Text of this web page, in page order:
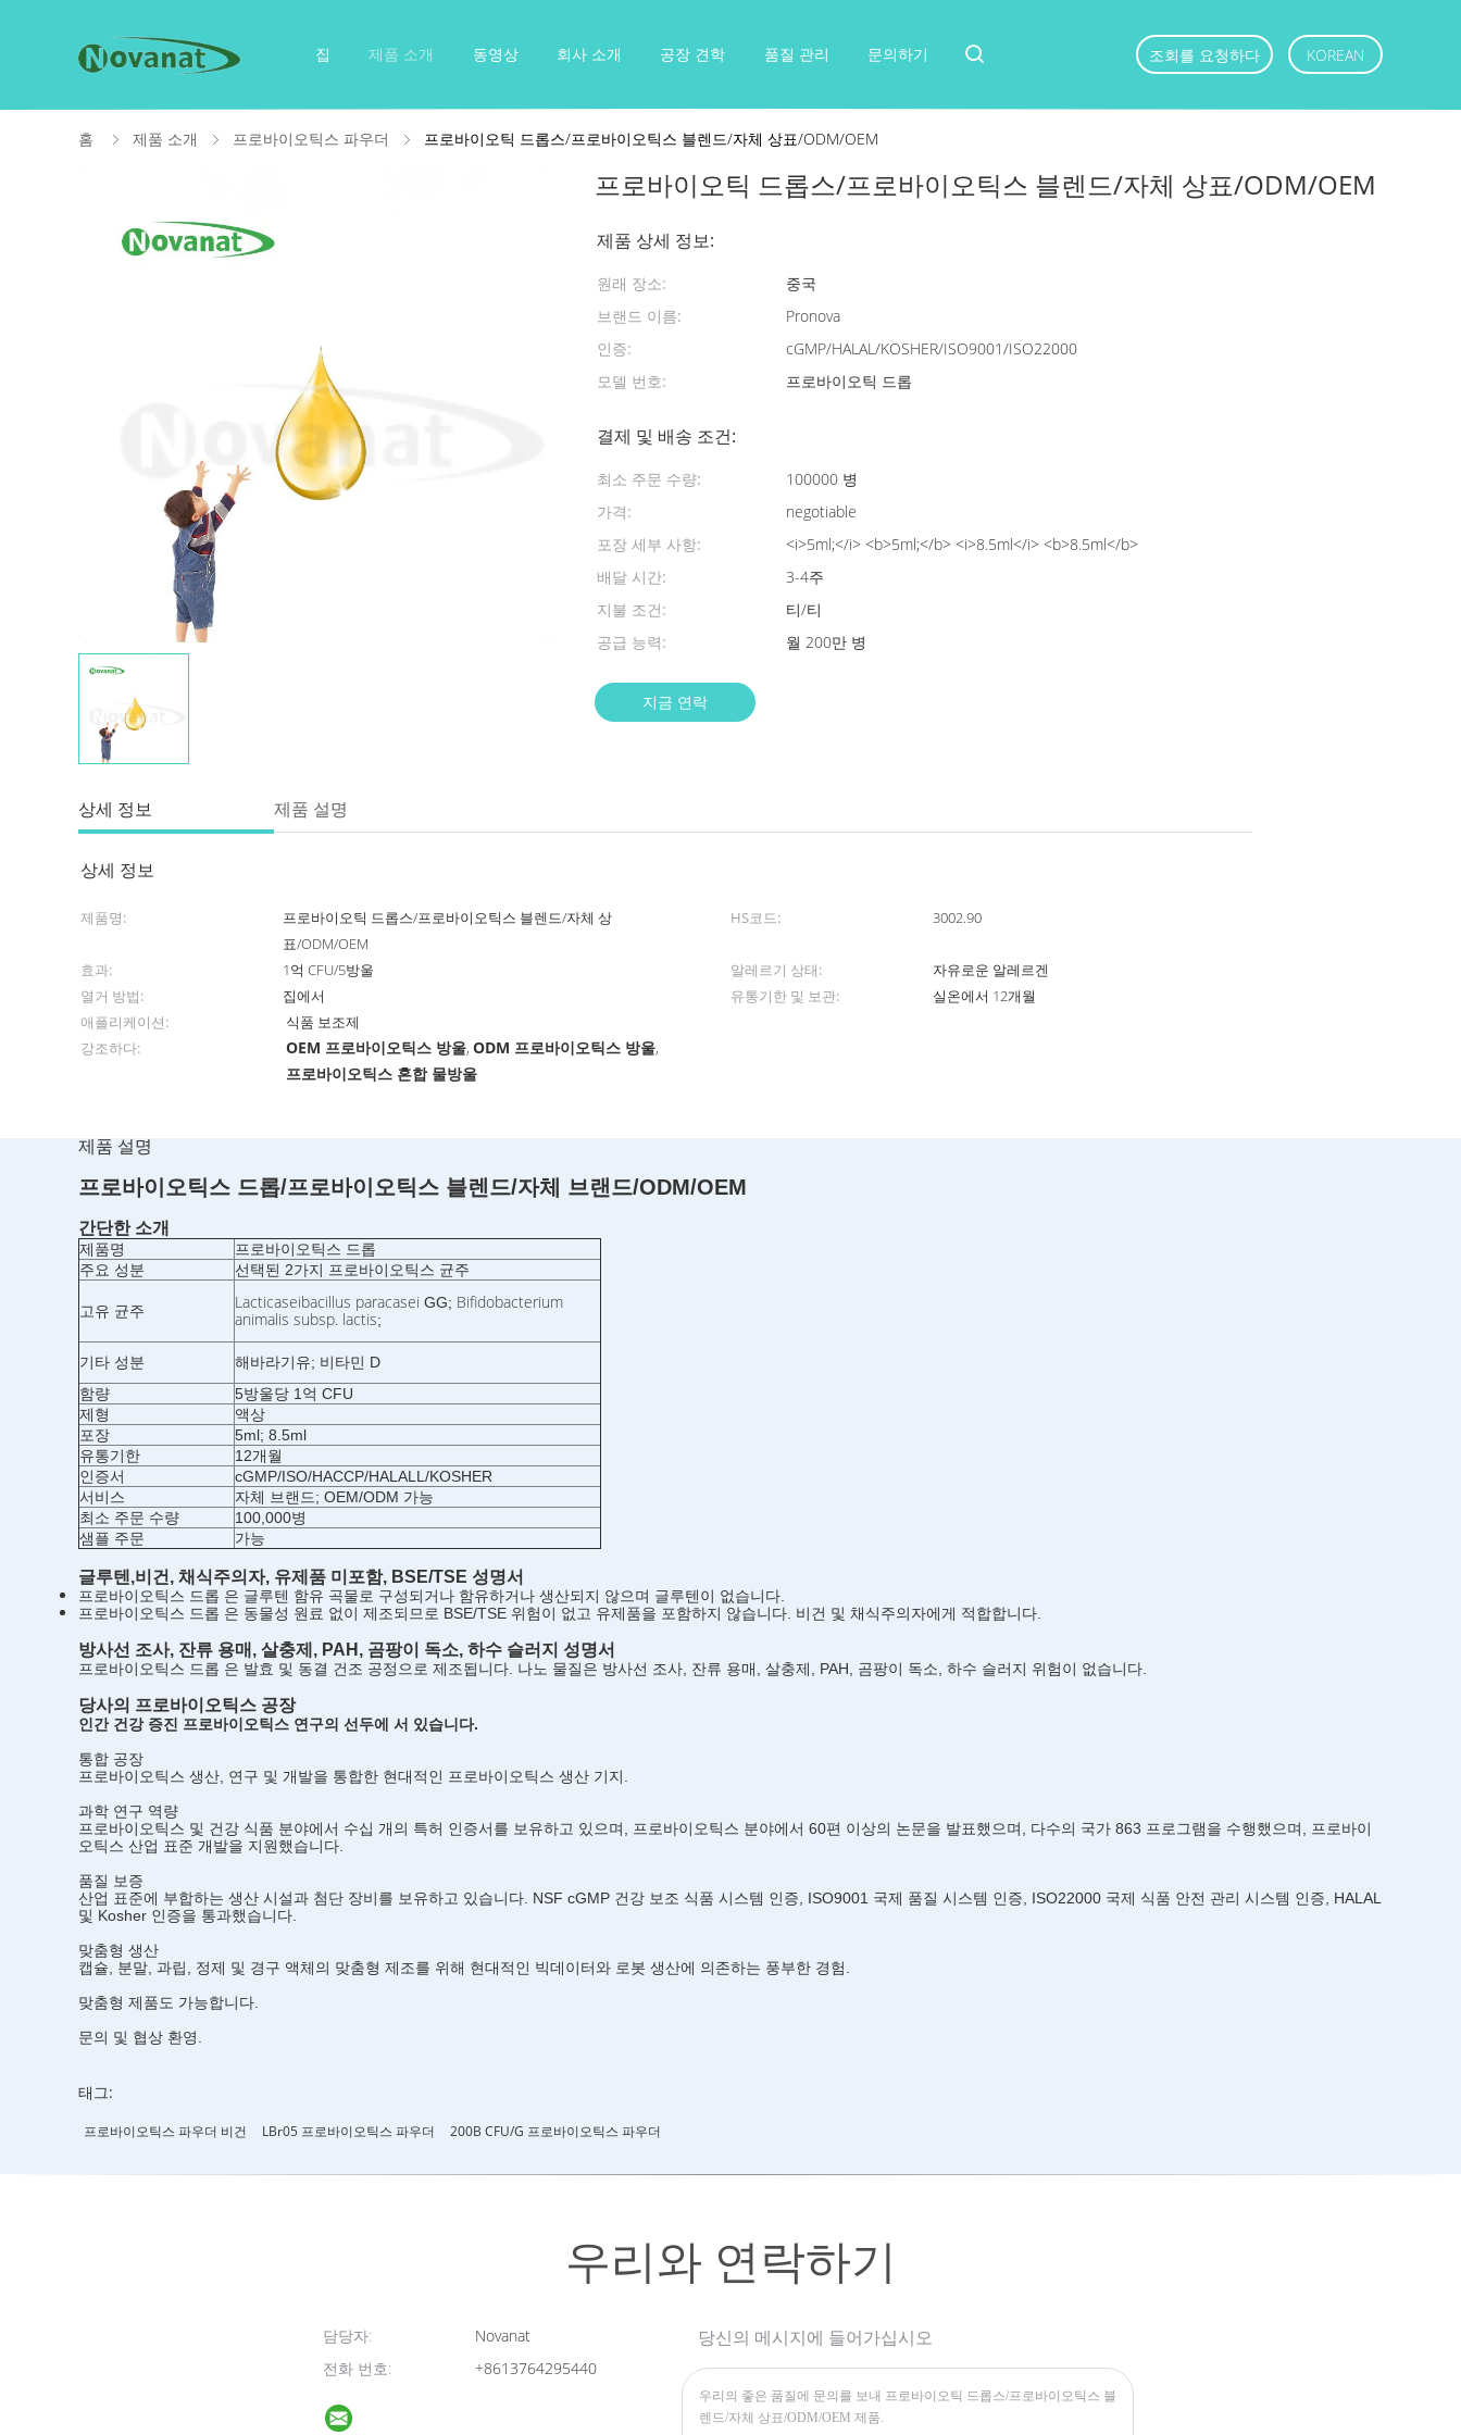
집 제품 소개 동영상 회사 소개 공장 견학 품질 관리 문의하기 조회를 요청하다 KOREAN
홈 제품 소개 프로바이오틱스 파우더 프로바이오틱 드롭스/프로바이오틱스 블렌드/자체 상표/ODM/OEM
프로바이오틱 드롭스/프로바이오틱스 블렌드/자체 상표/ODM/OEM
제품 상세 정보:
원래 장소:
중국
브랜드 이름:
Pronova
인증:
cGMP/HALAL/KOSHER/ISO9001/ISO22000
모델 번호:
프로바이오틱 드롭
결제 및 배송 조건:
최소 주문 수량:
100000 병
가격:
negotiable
포장 세부 사항:
<i>5ml;</i> <b>5ml;</b> <i>8.5ml</i> <b>8.5ml</b>
배달 시간:
3-4주
지불 조건:
티/티
공급 능력:
월 200만 병
지금 연락
상세 정보 제품 설명
상세 정보
제품명:
프로바이오틱 드롭스/프로바이오틱스 블렌드/자체 상
표/ODM/OEM
HS코드: 3002.90
효과: 1억 CFU/5방울 알레르기 상태:
자유로운 알레르겐
열거 방법:
집에서 유통기한 및 보관:
실온에서 12개월
애플리케이션:
식품 보조제
강조하다:
OEM 프로바이오틱스 방울,ODM 프로바이오틱스 방울,
프로바이오틱스 혼합 물방울
제품 설명
프로바이오틱스 드롭/프로바이오틱스 블렌드/자체 브랜드/ODM/OEM
간단한 소개
제품명
프로바이오틱스 드롭
주요 성분
선택된 2가지 프로바이오틱스 균주
고유 균주 Lacticaseibacillus paracasei GG; Bifidobacterium
animalis subsp. lactis;
기타 성분
해바라기유; 비타민 D
함량
5방울당 1억 CFU
제형
액상
포장
5ml; 8.5ml
유통기한
12개월
인증서
cGMP/ISO/HACCP/HALALL/KOSHER
서비스
자체 브랜드; OEM/ODM 가능
최소 주문 수량
100,000병
샘플 주문
가능
글루텐,비건, 채식주의자, 유제품 미포함, BSE/TSE 성명서
프로바이오틱스 드롭 은 글루텐 함유 곡물로 구성되거나 함유하거나 생산되지 않으며 글루텐이 없습니다.
프로바이오틱스 드롭 은 동물성 원료 없이 제조되므로 BSE/TSE 위험이 없고 유제품을 포함하지 않습니다. 비건 및 채식주의자에게 적합합니다.
방사선 조사, 잔류 용매, 살충제, PAH, 곰팡이 독소, 하수 슬러지 성명서
프로바이오틱스 드롭 은 발효 및 동결 건조 공정으로 제조됩니다. 나노 물질은 방사선 조사, 잔류 용매, 살충제, PAH, 곰팡이 독소, 하수 슬러지 위험이 없습니다.
당사의 프로바이오틱스 공장
인간 건강 증진 프로바이오틱스 연구의 선두에 서 있습니다.
통합 공장
프로바이오틱스 생산, 연구 및 개발을 통합한 현대적인 프로바이오틱스 생산 기지.
과학 연구 역량
프로바이오틱스 및 건강 식품 분야에서 수십 개의 특허 인증서를 보유하고 있으며, 프로바이오틱스 분야에서 60편 이상의 논문을 발표했으며, 다수의 국가 863 프로그램을 수행했으며, 프로바이
오틱스 산업 표준 개발을 지원했습니다.
품질 보증
산업 표준에 부합하는 생산 시설과 첨단 장비를 보유하고 있습니다. NSF cGMP 건강 보조 식품 시스템 인증, ISO9001 국제 품질 시스템 인증, ISO22000 국제 식품 안전 관리 시스템 인증, HALAL
및 Kosher 인증을 통과했습니다.
맞춤형 생산
캡슐, 분말, 과립, 정제 및 경구 액체의 맞춤형 제조를 위해 현대적인 빅데이터와 로봇 생산에 의존하는 풍부한 경험.
맞춤형 제품도 가능합니다.
문의 및 협상 환영.
태그:
프로바이오틱스 파우더 비건 LBr05 프로바이오틱스 파우더 200B CFU/g 프로바이오틱스 파우더
우리와 연락하기
담당자:
Novanat
전화 번호:
+8613764295440
당신의 메시지에 들어가십시오